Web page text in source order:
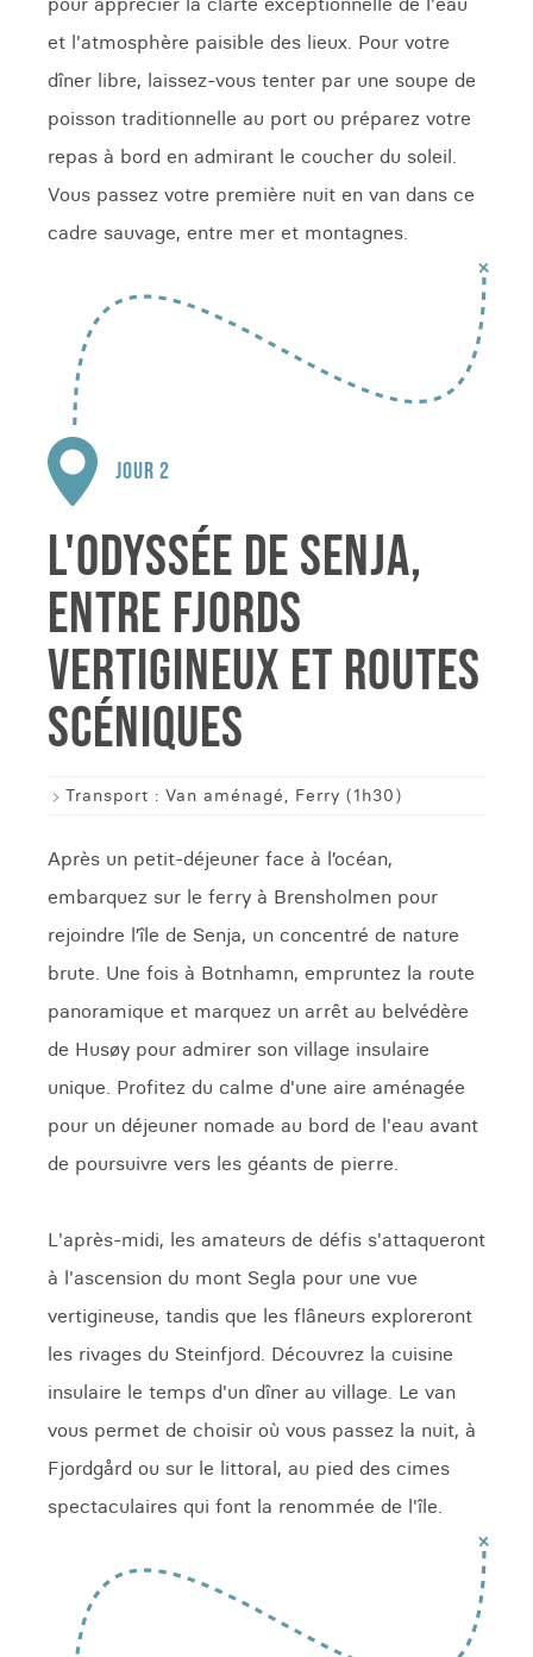
et l'atmosphère paisible des lieux. Pour votre
dîner libre, laissez-vous tenter par une soupe de
poisson traditionnelle au port ou préparez votre
repas à bord en admirant le coucher du soleil.
Vous passez votre première nuit en van dans ce
cadre sauvage, entre mer et montagnes.
JOUR 2
L'ODYSSÉE DE SENJA,
ENTRE FJORDS
VERTIGINEUX ET ROUTES
SCÉNIQUES
Transport : Van aménagé, Ferry (1h30)
Après un petit-déjeuner face à l’océan,
embarquez sur le ferry à Brensholmen pour
rejoindre l’île de Senja, un concentré de nature
brute. Une fois à Botnhamn, empruntez la route
panoramique et marquez un arrêt au belvédère
de Husøy pour admirer son village insulaire
unique. Profitez du calme d'une aire aménagée
pour un déjeuner nomade au bord de l'eau avant
de poursuivre vers les géants de pierre.
L'après-midi, les amateurs de défis s'attaqueront
à l'ascension du mont Segla pour une vue
vertigineuse, tandis que les flâneurs exploreront
les rivages du Steinfjord. Découvrez la cuisine
insulaire le temps d'un dîner au village. Le van
vous permet de choisir où vous passez la nuit, à
Fjordgård ou sur le littoral, au pied des cimes
spectaculaires qui font la renommée de l'île.